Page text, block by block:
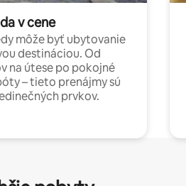
v cene
môže byť ubytovanie
destináciou. Od
na útese po pokojné
– tieto prenájmy sú
prvkov.